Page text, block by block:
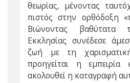
θεωρίας, μένοντας
πιστός στην ορθόδοξη
Βιώνοντας βαθύτατα
Εκκλησίας συνέδεσε
ζωή με τη
προηγείται η εμπειρία
ακολουθεί η καταγραφή